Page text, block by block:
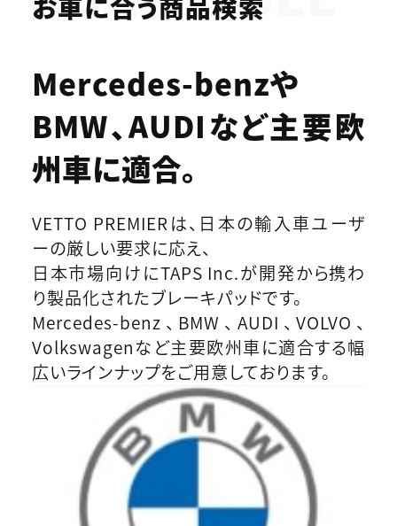
Mercedes-benzや
BMW、AUDIなど主要欧
州車に適合。
VETTO PREMIERは、日本の輸入車ユーザ
ーの厳しい要求に応え、
日本市場向けにTAPS Inc.が開発から携わ
り製品化されたブレーキパッドです。
Mercedes-benz、BMW、AUDI、VOLVO、
Volkswagenなど主要欧州車に適合する幅
広いラインナップをご用意しております。